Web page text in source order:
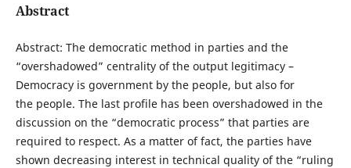
Abstract
Abstract: The democratic method in parties and the
“overshadowed” centrality of the output legitimacy –
Democracy is government by the people, but also for
the people. The last profile has been overshadowed in the
discussion on the “democratic process” that parties are
required to respect. As a matter of fact, the parties have
shown decreasing interest in technical quality of the “ruling